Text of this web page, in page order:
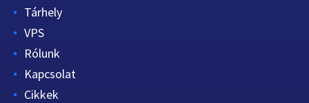
Tárhely
VPS
Rólunk
Kapcsolat
Cikkek